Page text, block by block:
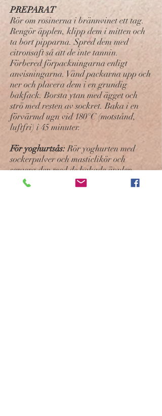
PREPARAT
Rör om rosinerna i brännvinet ett tag.
Rengör äpplen, klipp dem i mitten och
ta bort pipparna. Spred dem med
citronsaft så att de inte tannin.
Förbered förpackningarna enligt
anvisningarna. Vänd packarna upp och
ner och placera dem i en grundig
bakfack. Borsta ytan med ägget och
strö med resten av sockret. Baka i en
förvärmd ugn vid 180°C (motstånd,
luftfri) i 45 minuter.
För yoghurtsås:Rör yoghurten med
sockerpulver och masticlikör och
servera den med de bakade äpplen.
För att göra Förpackningar: